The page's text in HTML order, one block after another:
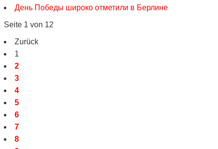
День Победы широко отметили в Берлине
Seite 1 von 12
Zurück
1
2
3
4
5
6
7
8